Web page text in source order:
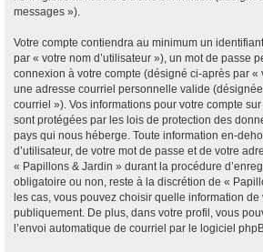
messages »).
Votre compte contiendra au minimum un
par « votre nom d’utilisateur »), un mot de passe
connexion à votre compte (désigné ci-après par «
une adresse courriel personnelle valide
courriel »). Vos informations pour votre compte
sont protégées par les lois de protection des
pays qui nous héberge. Toute information en-
d’utilisateur, de votre mot de passe et de votre
« Papillons & Jardin » durant la procédure
obligatoire ou non, reste à la discrétion de «
les cas, vous pouvez choisir quelle information
publiquement. De plus, dans votre profil, vous
l’envoi automatique de courriel par le logiciel